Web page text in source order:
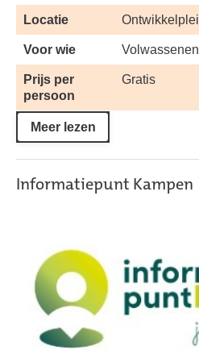
Locatie
Voor wie
Prijs per
persoon
Gratis
Meer lezen
Informatiepunt Kampen